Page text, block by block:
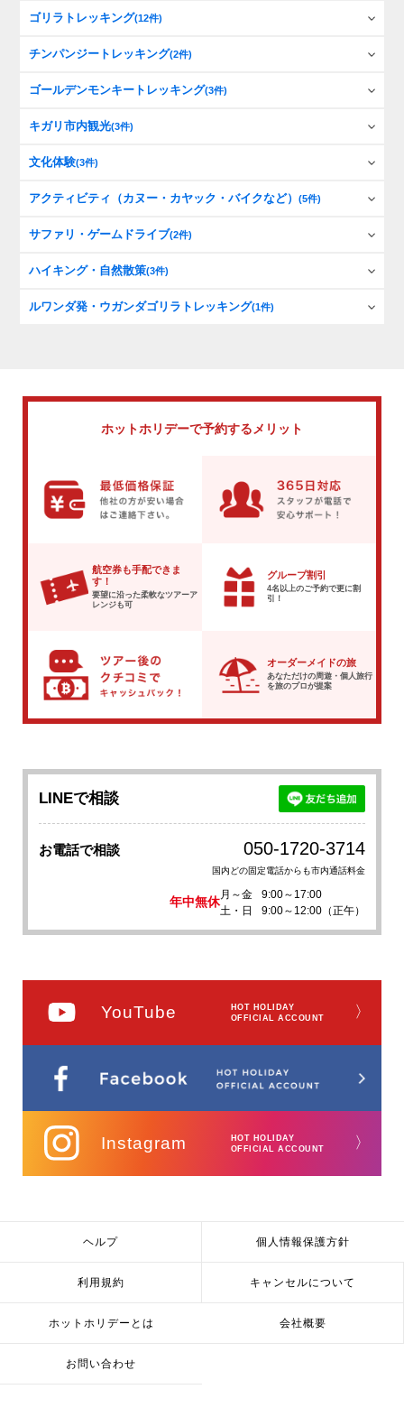
ゴリラトレッキング(12件)
チンパンジートレッキング(2件)
ゴールデンモンキートレッキング(3件)
キガリ市内観光(3件)
文化体験(3件)
アクティビティ（カヌー・カヤック・バイクなど）(5件)
サファリ・ゲームドライブ(2件)
ハイキング・自然散策(3件)
ルワンダ発・ウガンダゴリラトレッキング(1件)
ホットホリデーで予約するメリット
航空券も手配できま
す！
要望に沿った柔軟なツアーア
レンジも可
グループ割引
4名以上のご予約で更に割
引！
オーダーメイドの旅
あなただけの周遊・個人旅行
を旅のプロが提案
LINEで相談
お電話で相談 050-1720-3714
国内どの固定電話からも市内通話料金
年中無休
月～金
9:00～17:00
土・日
9:00～12:00（正午）
YouTube
HOT HOLIDAY
OFFICIAL ACCOUNT
〉
Instagram
HOT HOLIDAY
OFFICIAL ACCOUNT
〉
ヘルプ 個人情報保護方針
利用規約 キャンセルについて
ホットホリデーとは 会社概要
お問い合わせ